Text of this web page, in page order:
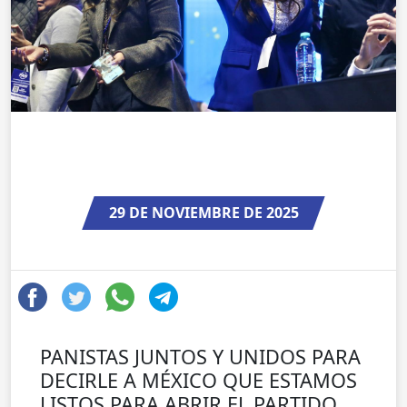
29 DE NOVIEMBRE DE 2025
PANISTAS JUNTOS Y UNIDOS PARA
DECIRLE A MÉXICO QUE ESTAMOS